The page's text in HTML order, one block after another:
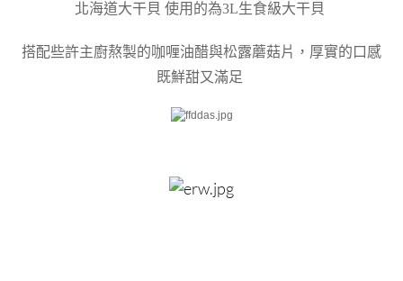
北海道大干貝 使用的為3L生食級大干貝
搭配些許主廚熬製的咖喱油醋與松露蘑菇片，厚實的口感
既鮮甜又滿足